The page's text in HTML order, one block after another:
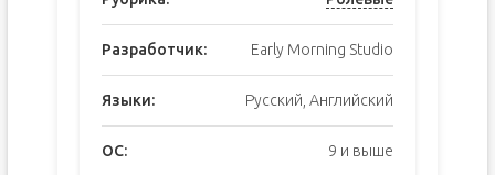
Разработчик: Early Morning Studio
Языки: Русский, Английский
ОС: 9 и выше